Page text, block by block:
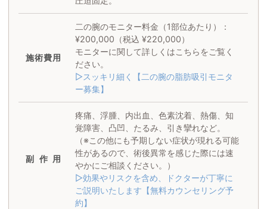
施術費用
二の腕のモニター料金（1部位あたり）：
¥200,000（税込 ¥220,000）
モニターに関して詳しくはこちらをご覧く
ださい。
▷スッキリ細く【二の腕の脂肪吸引モニタ
ー募集】
副作用
疼痛、浮腫、内出血、色素沈着、熱傷、知
覚障害、凸凹、たるみ、引き攣れなど。
（※この他にも予期しない症状が現れる可能
性があるので、術後異常を感じた際には速
やかにご相談ください。）
▷効果やリスクを含め、ドクターが丁寧に
ご説明いたします【無料カウンセリング予
約】